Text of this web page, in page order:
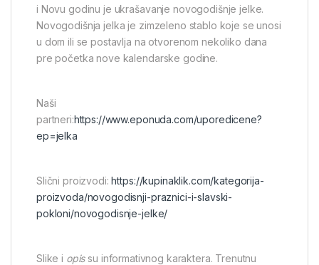
i Novu godinu je ukrašavanje novogodišnje jelke.
Novogodišnja jelka je zimzeleno stablo koje se unosi
u dom ili se postavlja na otvorenom nekoliko dana
pre početka nove kalendarske godine.
Naši
partneri:https://www.eponuda.com/uporedicene?
ep=jelka
Slični proizvodi:https://kupinaklik.com/kategorija-
proizvoda/novogodisnji-praznici-i-slavski-
pokloni/novogodisnje-jelke/
Slike i opissu informativnog karaktera. Trenutnu